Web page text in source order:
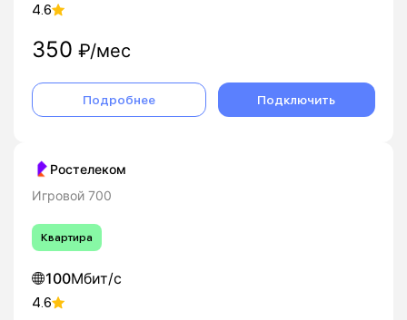
4.6
350 ₽/мес
Подробнее Подключить
Ростелеком
Игровой 700
Квартира
100Мбит/с
4.6